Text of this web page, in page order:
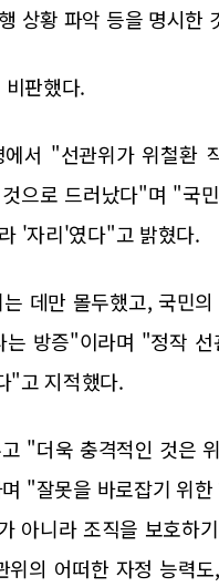
상황 파악 등을 명시한
판했다.
서 "선관위가 위철환
으로 드러났다"며 "국
'자리'였다"고 밝혔다.
데만 몰두했고, 국민
방증"이라며 "정작
"고 지적했다.
"더욱 충격적인 것은
"잘못을 바로잡기 위
아니라 조직을 보호하
의 어떠한 자정 능력